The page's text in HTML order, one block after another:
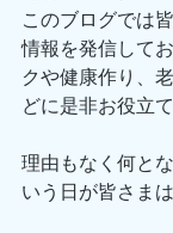
このブログでは
情報を発信して
クや健康作り、
どに是非お役立
理由もなく何と
いう日が皆さま